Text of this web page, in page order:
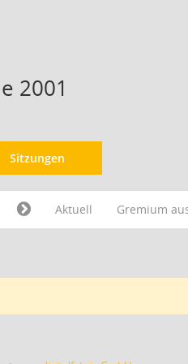
2001
Sitzungen
Aktuell Gremium